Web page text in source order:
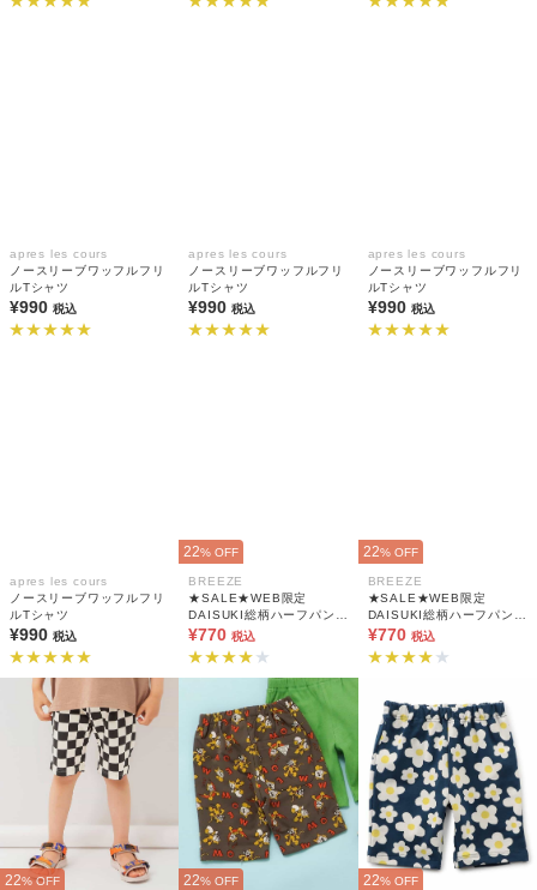
apres les cours
ノースリーブワッフルフリ
ルTシャツ
¥990 税込
apres les cours
ノースリーブワッフルフリ
ルTシャツ
¥990税込
apres les cours
ノースリーブワッフルフリ
ルTシャツ
¥990 税込
apres les cours
ノースリーブワッフルフリ
ルTシャツ
¥990 税込
22% OFF
BREEZE
★SALE★WEB限定
DAISUKI総柄ハーフパンツ
5分丈
¥770 税込
22% OFF
BREEZE
★SALE★WEB限定
DAISUKI総柄ハーフパンツ
5分丈
¥770 税込
22% OFF 22% OFF 22% OFF